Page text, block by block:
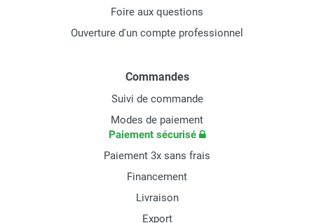
Foire aux questions
Ouverture d'un compte professionnel
Commandes
Suivi de commande
Modes de paiement
Paiement sécurisé
Paiement 3x sans frais
Financement
Livraison
Export